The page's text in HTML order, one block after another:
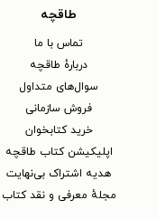
طاقچه
تماس با ما
دربارهٔ طاقچه
سوال‌های متداول
فروش سازمانی
خرید کتابخوان
اپلیکیشن کتاب طاقچه
هدیه اشتراک بی‌نهایت
مجلهٔ معرفی و نقد کتاب